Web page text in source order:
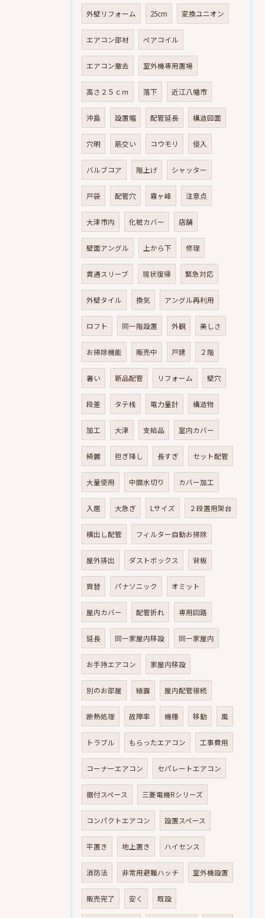
外壁リフォーム 25cm 変換ユニオン
エアコン部材 ペアコイル
エアコン撤去 室外機専用置場
高さ２５ｃｍ 落下 近江八幡市
沖島 設置幅 配管延長 構造図面
穴明 筋交い コウモリ 侵入
バルブコア 階上げ シャッター
戸袋 配管穴 霧ヶ峰 注意点
大津市内 化粧カバー 店舗
壁面アングル 上から下 修理
貫通スリーブ 現状復帰 緊急対応
外壁タイル 換気 アングル再利用
ロフト 同一階設置 外観 美しさ
お掃除機能 販売中 戸建 ２階
暑い 新品配管 リフォーム 壁穴
段差 タテ桟 電力量計 構造物
加工 大津 支給品 室内カバー
綺麗 担ぎ降し 長すぎ セット配管
大量使用 中間水切り カバー加工
入居 大急ぎ Lサイズ ２段置用架台
横出し配管 フィルター自動お掃除
屋外排出 ダストボックス 背板
買替 パナソニック オミット
屋内カバー 配管折れ 専用回路
延長 同一家屋内移設 同一家屋内
お手持エアコン 家屋内移設
別のお部屋 結露 屋内配管接続
断熱処理 故障率 機種 移動 風
トラブル もらったエアコン 工事費用
コーナーエアコン セパレートエアコン
据付スペース 三菱電機Rシリーズ
コンパクトエアコン 設置スペース
平置き 地上置き ハイセンス
消防法 非常用避難ハッチ 室外機設置
販売完了 安く 既設